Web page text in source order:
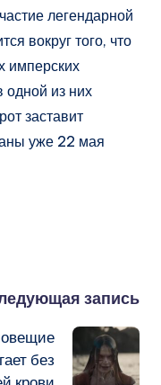
легендарной
вокруг того, что
имперских
из них
заставит
уже 22 мая
запись
без